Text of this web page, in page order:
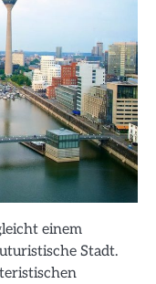
einem
Stadt.